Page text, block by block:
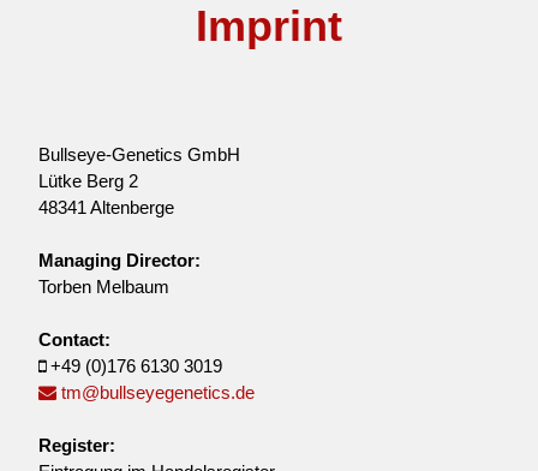
Imprint
Bullseye-Genetics GmbH
Lütke Berg 2
48341 Altenberge
Managing Director:
Torben Melbaum
Contact:
+49 (0)176 6130 3019
tm@bullseyegenetics.de
Register: